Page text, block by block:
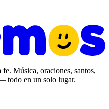
fe. Música, oraciones, santos,
todo en un solo lugar.